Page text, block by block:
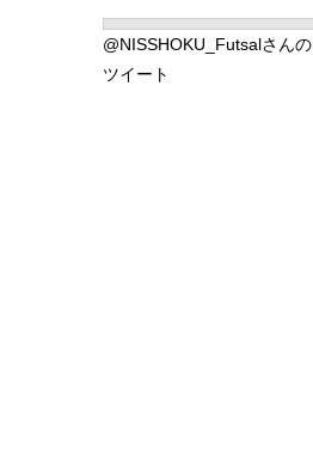
@NISSHOKU_Futsalさんの
ツイート